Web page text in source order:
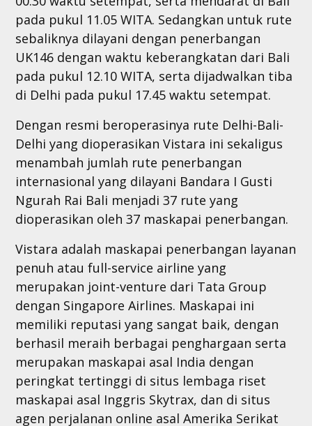
pada pukul 11.05 WITA. Sedangkan untuk rute
sebaliknya dilayani dengan penerbangan
UK146 dengan waktu keberangkatan dari Bali
pada pukul 12.10 WITA, serta dijadwalkan tiba
di Delhi pada pukul 17.45 waktu setempat.
Dengan resmi beroperasinya rute Delhi-Bali-
Delhi yang dioperasikan Vistara ini sekaligus
menambah jumlah rute penerbangan
internasional yang dilayani Bandara I Gusti
Ngurah Rai Bali menjadi 37 rute yang
dioperasikan oleh 37 maskapai penerbangan.
Vistara adalah maskapai penerbangan layanan
penuh atau full-service airline yang
merupakan joint-venture dari Tata Group
dengan Singapore Airlines. Maskapai ini
memiliki reputasi yang sangat baik, dengan
berhasil meraih berbagai penghargaan serta
merupakan maskapai asal India dengan
peringkat tertinggi di situs lembaga riset
maskapai asal Inggris Skytrax, dan di situs
agen perjalanan online asal Amerika Serikat